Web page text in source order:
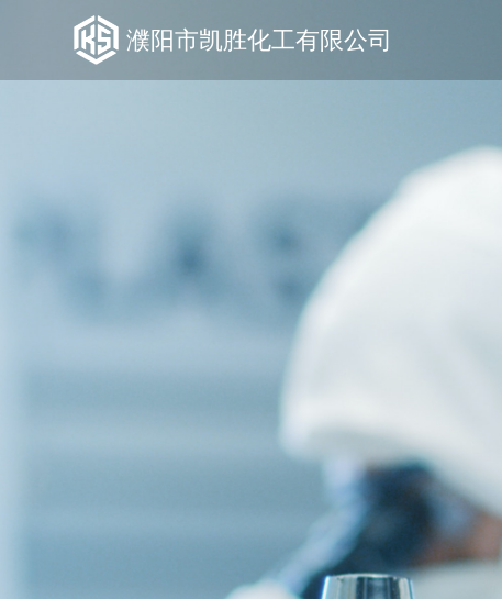
濮阳市凯胜化工有限公司